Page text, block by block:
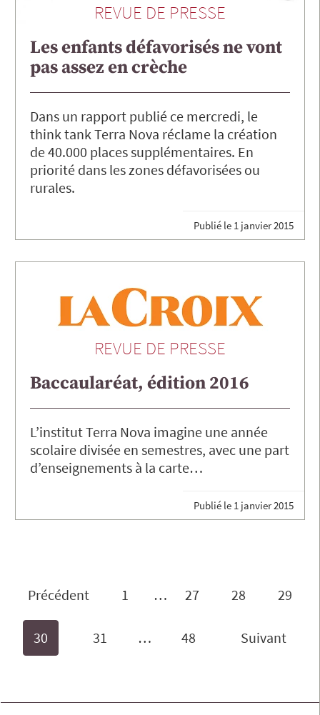
REVUE DE PRESSE
Les enfants défavorisés ne vont
pas assez en crèche
Dans un rapport publié ce mercredi, le
think tank Terra Nova réclame la création
de 40.000 places supplémentaires. En
priorité dans les zones défavorisées ou
rurales.
Publié le 1 janvier 2015
REVUE DE PRESSE
Baccaularéat, édition 2016
L’institut Terra Nova imagine une année
scolaire divisée en semestres, avec une part
d’enseignements à la carte…
Publié le 1 janvier 2015
Précédent 1 … 27 28 29
30 31 … 48 Suivant